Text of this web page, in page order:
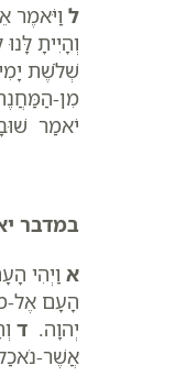
ל וַיֹּאמֶר
וְהָיִיתָ לָּנוּ
שְׁלֹשֶׁת
מִן-
יֹאמַר
במדבר
א וַיְהִי
הָעָם אֶל-
יְהוָה. ד
אֲשֶׁר-